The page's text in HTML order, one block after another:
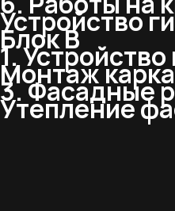
Устройство
Блок В
1.
Монтаж
3. Фасадные
Утепление